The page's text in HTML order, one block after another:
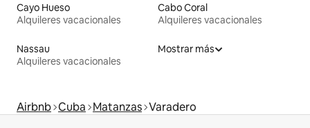
Cayo Hueso
Alquileres vacacionales
Cabo Coral
Alquileres vacacionales
Nassau
Alquileres vacacionales
Mostrar más
Airbnb Cuba Matanzas Varadero